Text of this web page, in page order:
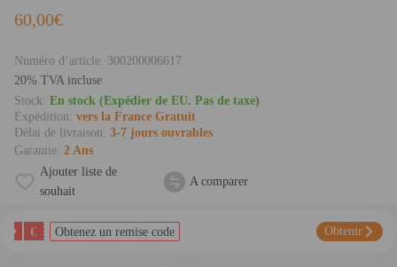
60,00€
Numéro d’article: 300200006617
20% TVA incluse
Stock: En stock (Expédier de EU. Pas de taxe)
Expédition: vers la France Gratuit
Délai de livraison: 3-7 jours ouvrables
Garantie: 2 Ans
Ajouter liste de
souhait
A comparer
€ Obtenez un remise code Obtenir